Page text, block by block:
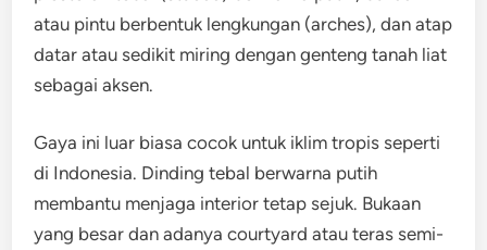
atau pintu berbentuk lengkungan (arches), dan atap
datar atau sedikit miring dengan genteng tanah liat
sebagai aksen.
Gaya ini luar biasa cocok untuk iklim tropis seperti
di Indonesia. Dinding tebal berwarna putih
membantu menjaga interior tetap sejuk. Bukaan
yang besar dan adanya courtyard atau teras semi-